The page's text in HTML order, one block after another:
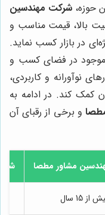
حوزه، شرکت مهندسین
بالا، قیمت مناسب و
در بازار کسب نماید.
در فضای کسب و
نوآورانه و کاربردی،
کمک کند. در ادامه به
و برخی از رقبای آن
مشاور مطصا
از 15 سال